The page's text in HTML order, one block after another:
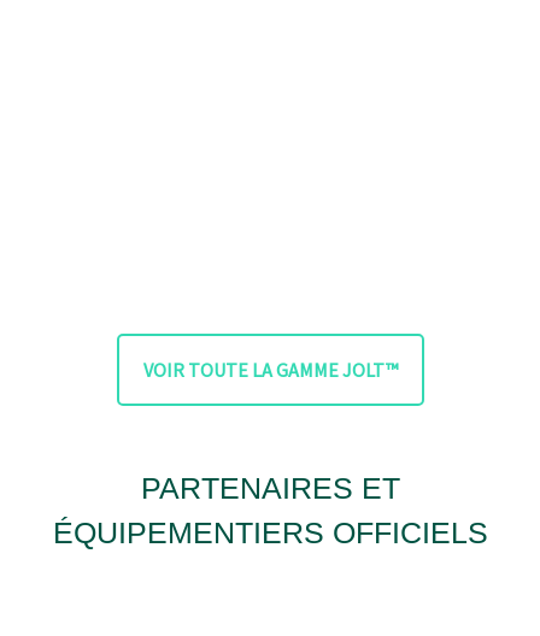
VOIR TOUTE LA GAMME JOLT™
PARTENAIRES ET
ÉQUIPEMENTIERS OFFICIELS